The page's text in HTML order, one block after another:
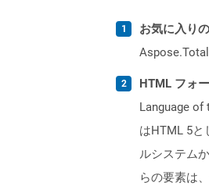
お気に入り
HTML フォ
Language of
はHTML 5と
ルシステム
らの要素は